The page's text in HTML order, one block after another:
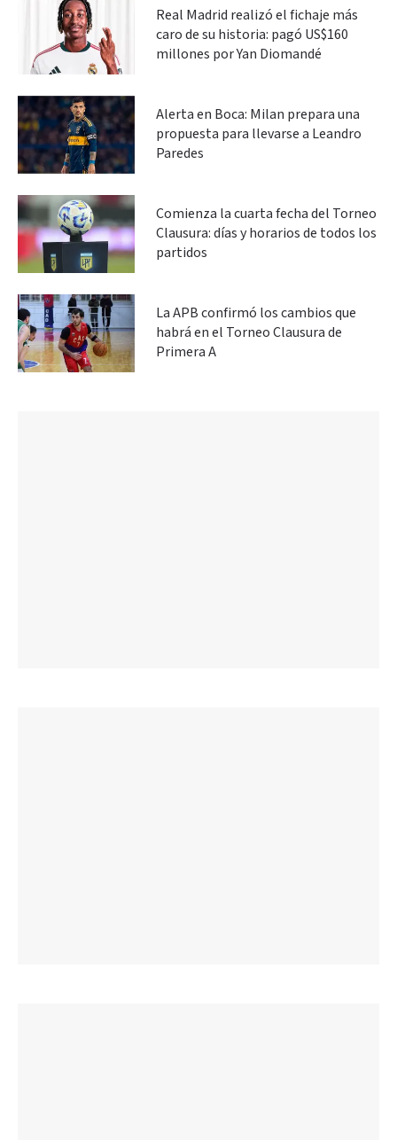
Real Madrid realizó el fichaje más
caro de su historia: pagó US$160
millones por Yan Diomandé
Alerta en Boca: Milan prepara una
propuesta para llevarse a Leandro
Paredes
Comienza la cuarta fecha del Torneo
Clausura: días y horarios de todos los
partidos
La APB confirmó los cambios que
habrá en el Torneo Clausura de
Primera A